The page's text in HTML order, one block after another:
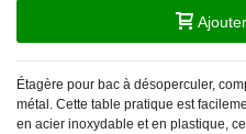
Étagère pour bac à désoperculer,
métal. Cette table pratique est
en acier inoxydable et en plastique,